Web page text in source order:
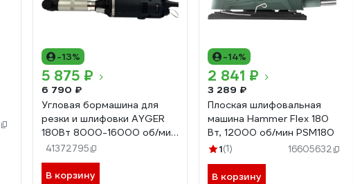
-13%
5 875 ₽
6 790 ₽
Угловая бормашина для
резки и шлифовки AYGER
180Вт 8000-16000 об/мин
ACD350
41372795
В корзину
-14%
2 841 ₽
3 289 ₽
Плоская шлифовальная
машина Hammer Flex 180
Вт, 12000 об/мин PSM180
1(1) 16605632
В корзину